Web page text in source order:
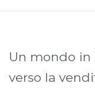
Un mondo in
verso la